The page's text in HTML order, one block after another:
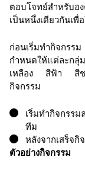
ตอบโจทย์สำหรับอ
เป็นหนึ่งเดียวกันเพื่
ก่อนเริ่มทำกิจกร
กำหนดให้แต่ละก
เหลือง สีฟ้า สีช
กิจกรรม
เริ่มทำกิจกรร
ทีม
หลังจากเสร็จ
ตัวอย่างกิจกรรม